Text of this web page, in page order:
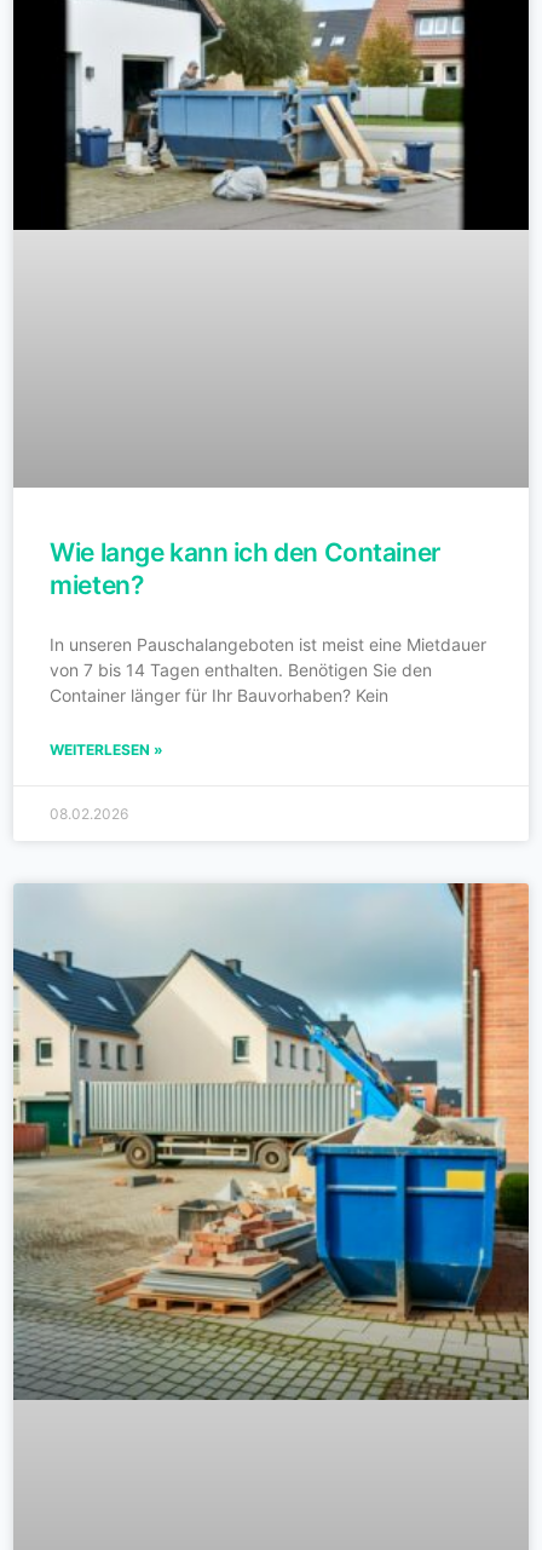
Wie lange kann ich den Container
mieten?
In unseren Pauschalangeboten ist meist eine Mietdauer
von 7 bis 14 Tagen enthalten. Benötigen Sie den
Container länger für Ihr Bauvorhaben? Kein
WEITERLESEN »
08.02.2026